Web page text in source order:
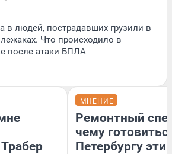
в людей, пострадавших грузили в
Что происходило в
после атаки БПЛА
МНЕНИЕ
Ремонтный
чему
Петербургу